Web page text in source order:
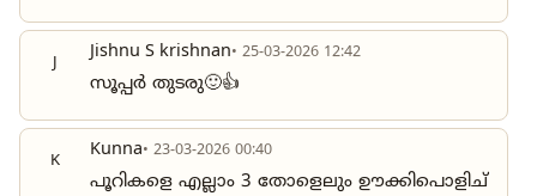
Jishnu S krishnan• 25-03-2026 12:42
സൂപ്പർ തുടരു🙂👍
K Kunna• 23-03-2026 00:40
പൂറികളെ എല്ലാം 3 തോളെലും ഊക്കിപൊളിച്